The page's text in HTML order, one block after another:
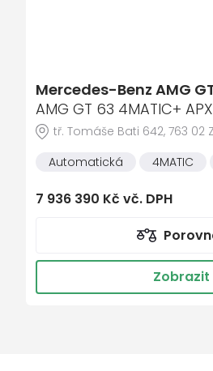
Aktivní asistent řízení
Aktivní asistent změny
Aktivní parkovací
Ambientní osvětlení
AMG Track Pace
AMG VEHICLE MODEL
Mercedes-Benz AMG
AMG GT 63 4MATIC+ APX
tř. Tomáše Bati 642, 763 02
Automatická
4MATIC
7 936 390 Kč vč. DPH
Zobrazit